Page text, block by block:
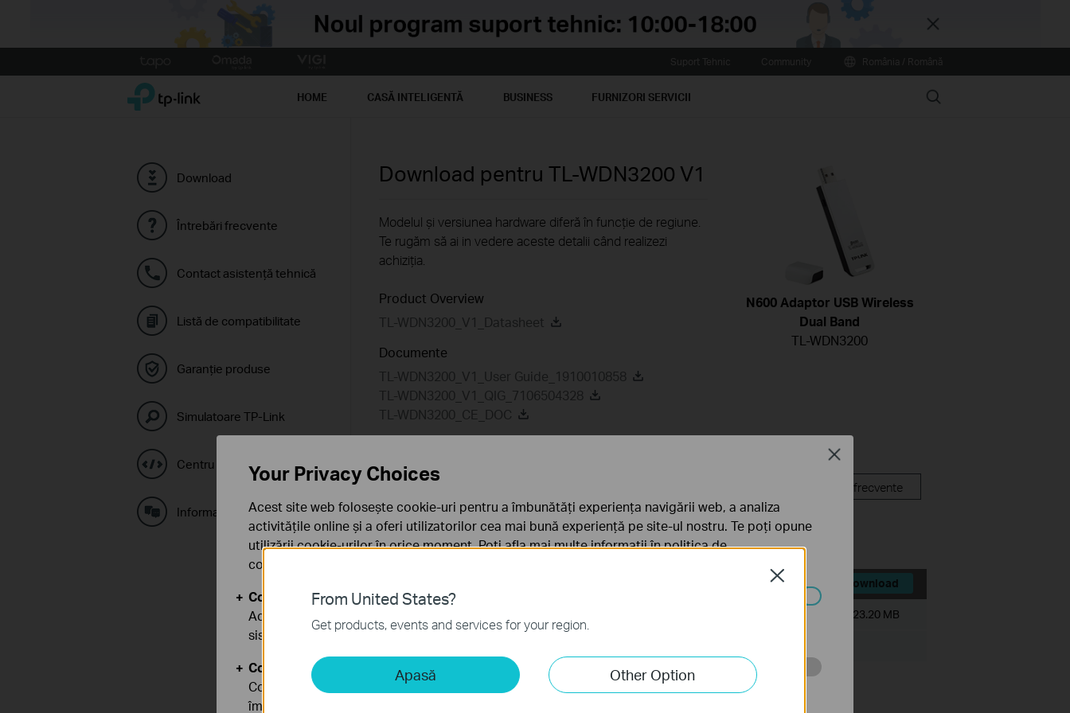
Close
to
TP-Link, Reliably Smart HOME CASĂ INTELIGENTĂ BUSINESS FURNIZORI SERVICII Search
Download
Întrebări frecvente
Contact asistenţă tehnică
Listă de compatibilitate
Garanție produse
Simulatoare TP-Link
Centru coduri GPL
Informaţii DEEE
Download pentru TL-WDN3200 V1
Modelul și versiunea hardware diferă în funcție de regiune.
Te rugăm să ai in vedere aceste detalii când realizezi
achiziția.
Product Overview
TL-WDN3200_V1_Datasheet
Documente
TL-WDN3200_V1_User Guide_1910010858
TL-WDN3200_V1_QIG_7106504328
TL-WDN3200_CE_DOC
N600 Adaptor USB Wireless
Dual Band
TL-WDN3200
Întrebări frecvente
Utilitare
Download
23.20 MB
Notes:
For TL-WDN3200 V1
From United States?
Get products, events and services for your region.
Apasă Other Option
Close
Your Privacy Choices
Acest site web folosește cookie-uri pentru a îmbunătăți experiența navigării web, a analiza
activitățile online și a oferi utilizatorilor cea mai bună experiență pe site-ul nostru. Te poți opune
utilizării cookie-urilor în orice moment. Poți afla mai multe informații înpolitica de
confidențialitate
Cookie-uri de bază
Aceste cookie-uri sunt necesare pentru funcționarea site-ului web și nu pot fi dezactivate în
sistemele tale
Cookie-uri de analiză și marketing
Cookie-urile de analiză ne permit să analizăm activitățile tale de pe site-ul nostru web a
îmbunătăți și ajusta funcționalitatea site-ului.
Close